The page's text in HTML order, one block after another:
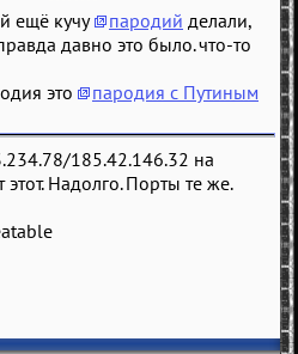
ещё кучу пародий делали,
давно это было. что-то
это
пародия с Путиным
185.42.146.32 на
этот. Надолго. Порты те же.